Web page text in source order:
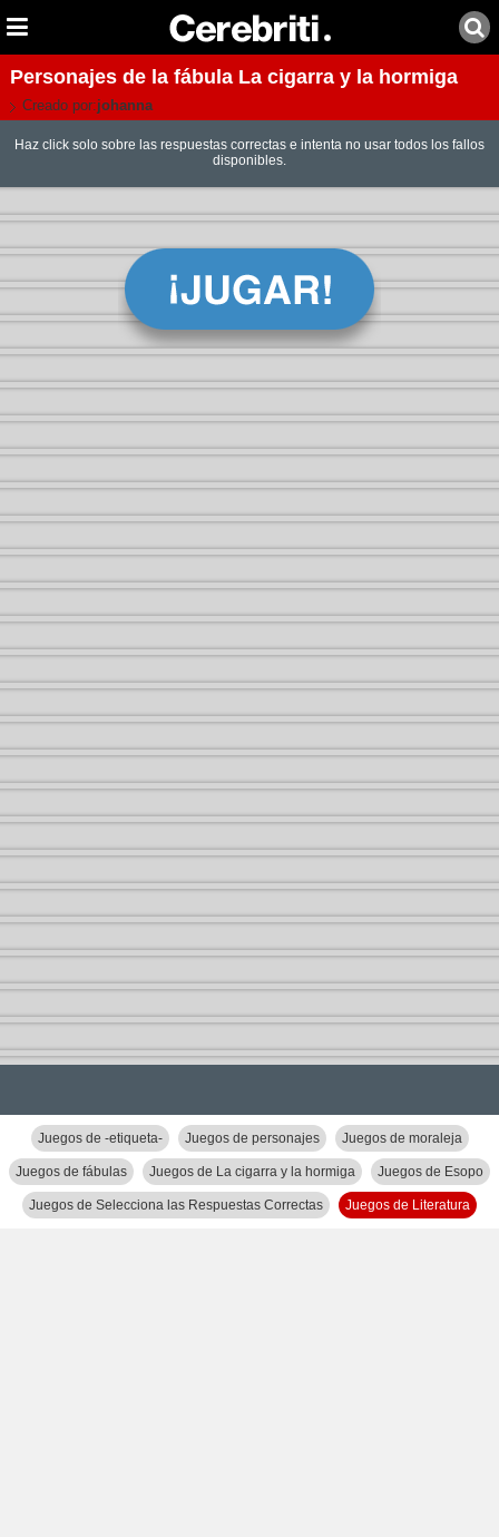
Personajes de la fábula La cigarra y la hormiga
Creado por:johanna
Haz click solo sobre las respuestas correctas e intenta no usar todos los fallos
disponibles.
Juegos de -etiqueta- Juegos de personajes Juegos de moraleja
Juegos de fábulas Juegos de La cigarra y la hormiga Juegos de Esopo
Juegos de Selecciona las Respuestas Correctas Juegos de Literatura